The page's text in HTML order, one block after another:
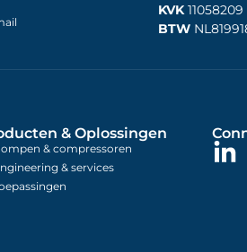
KVK11058209
BTW
& Oplossingen
& compressoren
& services